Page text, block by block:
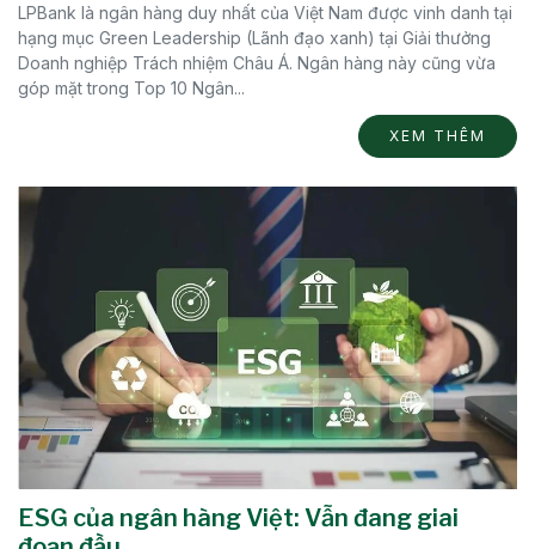
LPBank là ngân hàng duy nhất của Việt Nam được vinh danh tại
hạng mục Green Leadership (Lãnh đạo xanh) tại Giải thưởng
Doanh nghiệp Trách nhiệm Châu Á. Ngân hàng này cũng vừa
góp mặt trong Top 10 Ngân...
XEM THÊM
ESG của ngân hàng Việt: Vẫn đang giai